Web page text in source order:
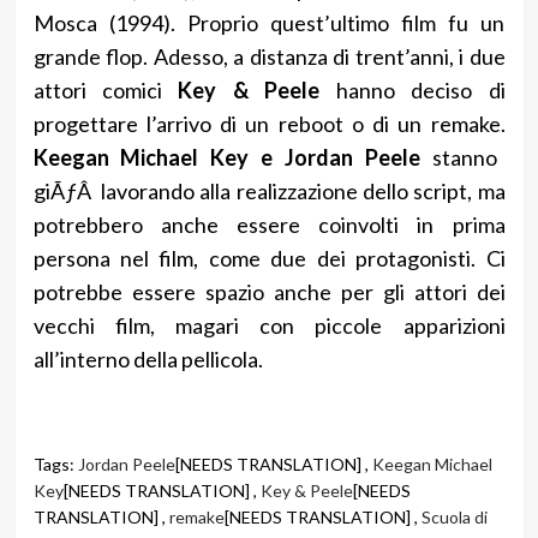
Mosca (1994). Proprio quest’ultimo film fu un
grande flop. Adesso, a distanza di trent’anni, i due
attori comici Key & Peele hanno deciso di
progettare l’arrivo di un reboot o di un remake.
Keegan Michael Key e Jordan Peelestanno
giÃƒÂ lavorando alla realizzazione dello script, ma
potrebbero anche essere coinvolti in prima
persona nel film, come due dei protagonisti. Ci
potrebbe essere spazio anche per gli attori dei
vecchi film, magari con piccole apparizioni
all’interno della pellicola.
Tags: Jordan Peele[NEEDS TRANSLATION] , Keegan Michael
Key[NEEDS TRANSLATION] , Key & Peele[NEEDS
TRANSLATION] , remake[NEEDS TRANSLATION] , Scuola di